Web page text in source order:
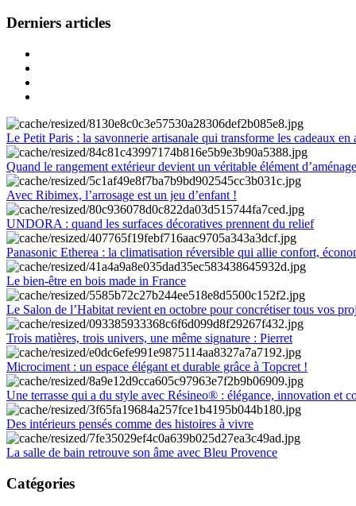
Derniers articles
Le Petit Paris : la savonnerie artisanale qui transforme les cadeaux en
Quand le rangement extérieur devient un véritable élément
Avec Ribimex, l’arrosage est un jeu d’enfant !
UNDORA : quand les surfaces décoratives prennent du relief
Panasonic Etherea : la climatisation réversible qui allie confort,
Le bien-être en bois made in France
Le Salon de l’Habitat revient en octobre pour concrétiser tous vos
Trois matières, trois univers, une même signature : Pierret
Microciment : un espace élégant et durable grâce à Topcret !
Une terrasse qui a du style avec Résineo® : élégance, innovation et
Des intérieurs pensés comme des histoires à vivre
La salle de bain retrouve son âme avec Bleu Provence
Catégories